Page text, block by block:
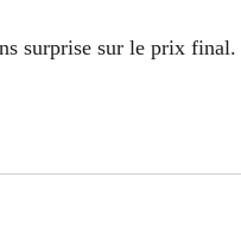
surprise sur le prix final.